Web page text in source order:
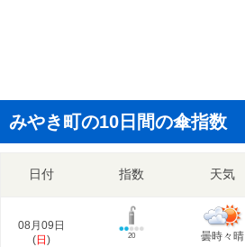
みやき町の10日間の傘指数
日付 指数 天気
08月09日
(日 ) 20 曇時々晴